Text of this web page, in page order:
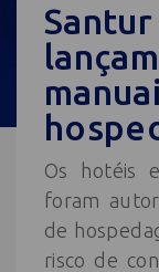
Os hotéis
foram
de
risco de